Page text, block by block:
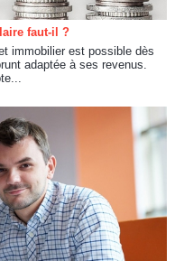
faut-il ?
immobilier est possible dès
adaptée à ses revenus.